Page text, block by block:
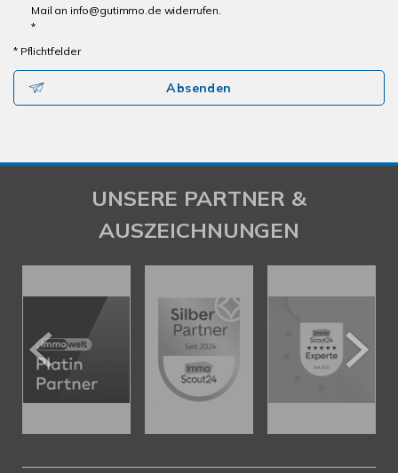
Mail an info@gutimmo.de widerrufen.
*
* Pflichtfelder
Absenden
UNSERE PARTNER &
AUSZEICHNUNGEN